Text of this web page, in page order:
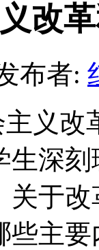
改
布者:
义改
生深
关于
些主